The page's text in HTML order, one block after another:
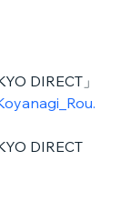
DIRECT」
DIRECT